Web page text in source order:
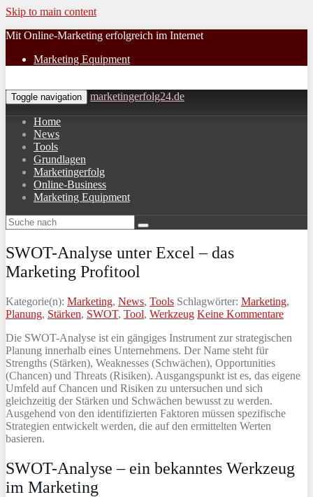
Skip to main content
Mit Online-Marketing erfolgreich im Internet
Marketing Equipment
Toggle navigation marketingerfolg24.de
Home
News
Tools
Grundlagen
Marketingerfolg
Online-Business
Marketing Equipment
SWOT-Analyse unter Excel – das
Marketing Profitool
Kategorie(n): Marketing, News, Tools Schlagwörter: Marketing,
Planung, Stärken, SWOT, Tool, Werkzeug Keine Kommentare
Die SWOT-Analyse ist ein gängiges Instrument zur strategischen
Planung innerhalb eines Unternehmens. Der Name steht für
Strengths (Stärken), Weaknesses (Schwächen), Opportunities
(Chancen) und Threats (Risiken). Ausgangspunkt ist es, das eigene
Umfeld auf Chancen und Risiken zu untersuchen und sich
gleichzeitig der Stärken und Schwächen bewusst zu werden.
Ausgehend von den identifizierten Faktoren müssen spezifische
Strategien entwickelt werden, die auf den ermittelten Werten
basieren.
SWOT-Analyse – ein bekanntes Werkzeug
im Marketing